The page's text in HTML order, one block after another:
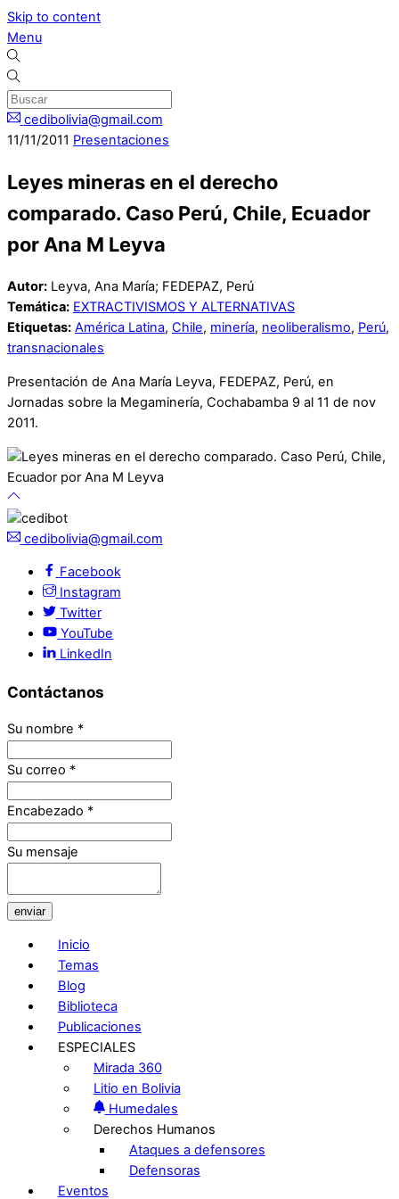
Skip to content
Menu
cedibolivia@gmail.com
11/11/2011 Presentaciones
Leyes mineras en el derecho
comparado. Caso Perú, Chile, Ecuador
por Ana M Leyva
Autor: Leyva, Ana María; FEDEPAZ, Perú
Temática: EXTRACTIVISMOS Y ALTERNATIVAS
Etiquetas: América Latina, Chile, minería, neoliberalismo, Perú,
transnacionales
Presentación de Ana María Leyva, FEDEPAZ, Perú, en
Jornadas sobre la Megaminería, Cochabamba 9 al 11 de nov
2011.
cedibolivia@gmail.com
Facebook
Instagram
Twitter
YouTube
LinkedIn
Contáctanos
Su nombre *
Su correo *
Encabezado *
Su mensaje
enviar
Inicio
Temas
Blog
Biblioteca
Publicaciones
ESPECIALES
Mirada 360
Litio en Bolivia
Humedales
Derechos Humanos
Ataques a defensores
Defensoras
Eventos